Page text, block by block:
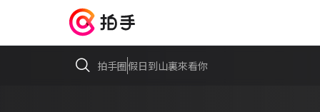
拍手圈假日到山裏來看你